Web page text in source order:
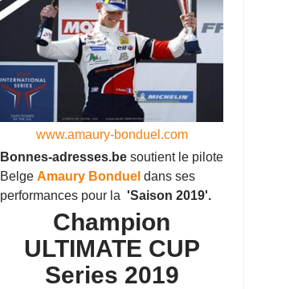
www.amaury-bonduel.com
Bonnes-adresses.be soutient le pilote
Belge Amaury Bonduel dans ses
performances pour la 'Saison 2019'.
Champion
ULTIMATE CUP
Series 2019